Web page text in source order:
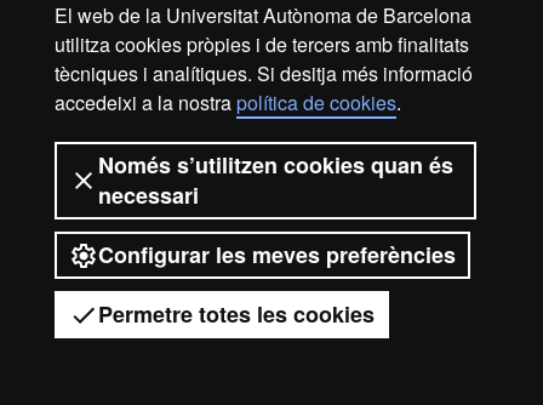
El web de la Universitat Autònoma de Barcelona
utilitza cookies pròpies i de tercers amb finalitats
tècniques i analítiques. Si desitja més informació
accedeixi a la nostrapolítica de cookies.
Només s’utilitzen cookies quan és
necessari
Configurar les meves preferències
Permetre totes les cookies
UAB com al públic en general, empreses i institucions, a
través de la coordinació de diverses entitats i serveis.
2026 Universitat Autònoma de Barcelona